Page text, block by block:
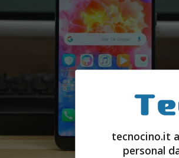
tecnocino.it
personal